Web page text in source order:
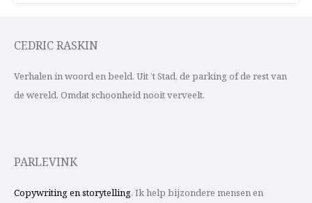
CEDRIC RASKIN
Verhalen in woord en beeld. Uit ’t Stad, de parking of de rest van
de wereld. Omdat schoonheid nooit verveelt.
PARLEVINK
Copywriting en storytelling. Ik help bijzondere mensen en